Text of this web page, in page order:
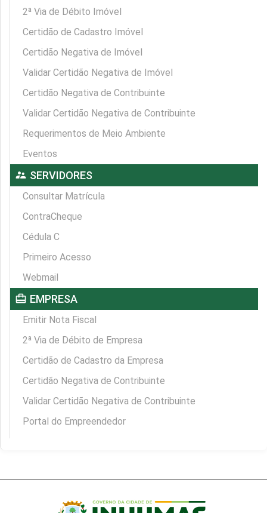
2ª Via de Débito Imóvel
Certidão de Cadastro Imóvel
Certidão Negativa de Imóvel
Validar Certidão Negativa de Imóvel
Certidão Negativa de Contribuinte
Validar Certidão Negativa de Contribuinte
Requerimentos de Meio Ambiente
Eventos
supervisor_account SERVIDORES
Consultar Matrícula
ContraCheque
Cédula C
Primeiro Acesso
Webmail
card_travel EMPRESA
Emitir Nota Fiscal
2ª Via de Débito de Empresa
Certidão de Cadastro da Empresa
Certidão Negativa de Contribuinte
Validar Certidão Negativa de Contribuinte
Portal do Empreendedor